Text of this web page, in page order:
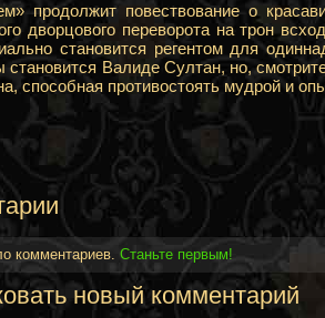
продолжит повествование о
дворцового переворота на трон
становится регентом для
Валиде Султан, но,
способная противостоять мудрой и
комментариев. Станьте первым!
новый комментарий